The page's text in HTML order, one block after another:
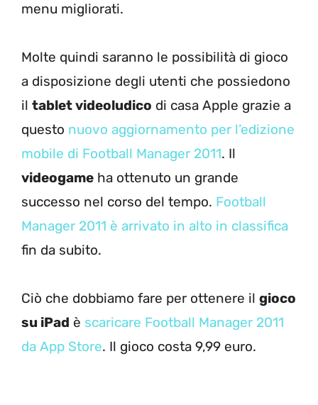
menu migliorati.
Molte quindi saranno le possibilità di gioco
a disposizione degli utenti che possiedono
il tablet videoludico di casa Apple grazie a
questo nuovo aggiornamento per l’edizione
mobile di Football Manager 2011. Il
videogame ha ottenuto un grande
successo nel corso del tempo. Football
Manager 2011 è arrivato in alto in classifica
fin da subito.
Ciò che dobbiamo fare per ottenere il gioco
su iPad è scaricare Football Manager 2011
da App Store. Il gioco costa 9,99 euro.